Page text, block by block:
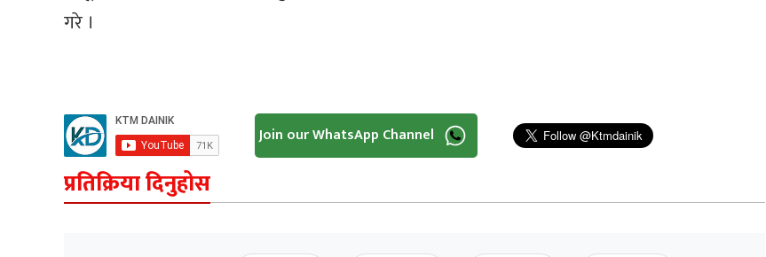
गरे ।
Join our WhatsApp Channel
प्रतिक्रिया दिनुहोस